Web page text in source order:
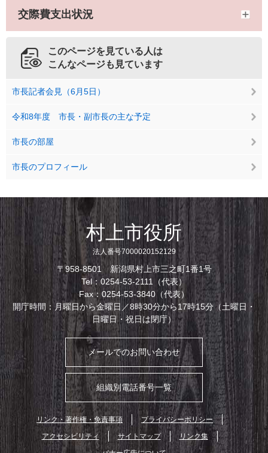
交際費支出状況
このページを見ている人は
こんなページも見ています
市長記者会見（6月5日）
令和8年度 市長・副市長の主な予定
市長の部屋
市長のプロフィール
村上市役所
法人番号7000020152129
〒958-8501 新潟県村上市三之町1番1号
Tel：0254-53-2111（代表）
Fax：0254-53-3840（代表）
開庁時間：月曜日から金曜日／8時30分から17時15分（土曜日・
日曜日・祝日は閉庁）
メールでのお問い合わせ
組織別電話番号一覧
リンク・著作権・免責事項
プライバシーポリシー
アクセシビリティ
サイトマップ
リンク集